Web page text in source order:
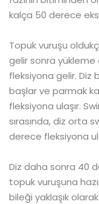
kalça 50 derece
Topuk vuruşu
gelir sonra yükleme
fleksiyona gelir.
başlar ve parmak
fleksiyona ulaşır.
sırasında, diz orta
derece fleksiyona
Diz daha sonra 40
topuk vuruşuna
bileği yaklaşık